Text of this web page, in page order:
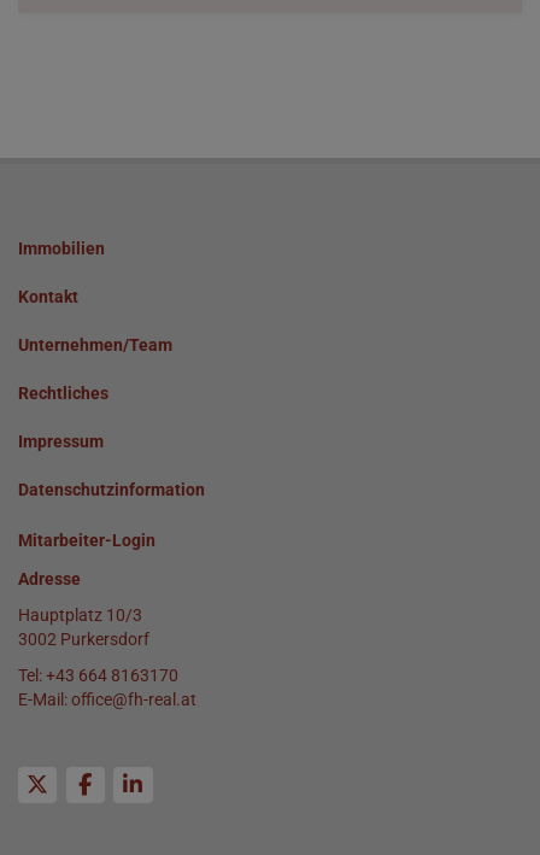
Immobilien
Kontakt
Unternehmen/Team
Rechtliches
Impressum
Datenschutzinformation
Mitarbeiter-Login
Adresse
Hauptplatz 10/3
3002 Purkersdorf
Tel:+43 664 8163170
E-Mail:office@fh-real.at